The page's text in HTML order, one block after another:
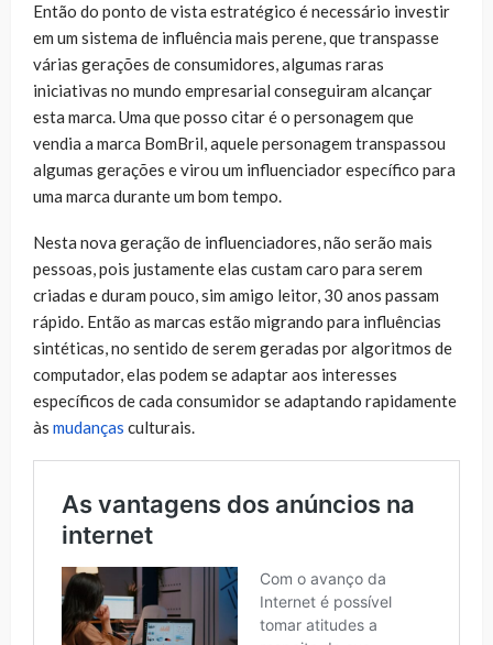
Então do ponto de vista estratégico é necessário investir
em um sistema de influência mais perene, que transpasse
várias gerações de consumidores, algumas raras
iniciativas no mundo empresarial conseguiram alcançar
esta marca. Uma que posso citar é o personagem que
vendia a marca BomBril, aquele personagem transpassou
algumas gerações e virou um influenciador específico para
uma marca durante um bom tempo.
Nesta nova geração de influenciadores, não serão mais
pessoas, pois justamente elas custam caro para serem
criadas e duram pouco, sim amigo leitor, 30 anos passam
rápido. Então as marcas estão migrando para influências
sintéticas, no sentido de serem geradas por algoritmos de
computador, elas podem se adaptar aos interesses
específicos de cada consumidor se adaptando rapidamente
às mudanças culturais.